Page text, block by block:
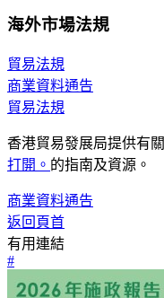
海外市場法規
貿易法規
商業資料通告
貿易法規
香港貿易發展局提供有關
打開。 的指南及資源。
商業資料通告
返回頁首
有用連結
#